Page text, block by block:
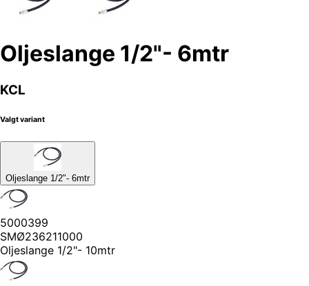
Oljeslange 1/2"- 6mtr
KCL
Valgt variant
Oljeslange 1/2"- 6mtr
5000399
SMØ236211000
Oljeslange 1/2"- 10mtr